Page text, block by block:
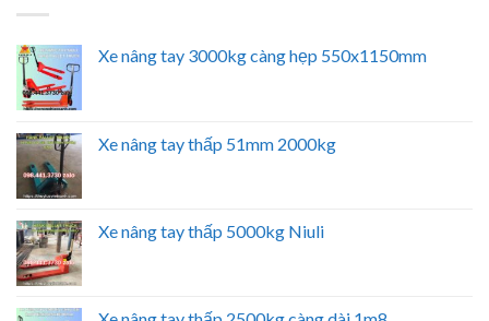
Xe nâng tay 3000kg càng hẹp 550x1150mm
Xe nâng tay thấp 51mm 2000kg
Xe nâng tay thấp 5000kg Niuli